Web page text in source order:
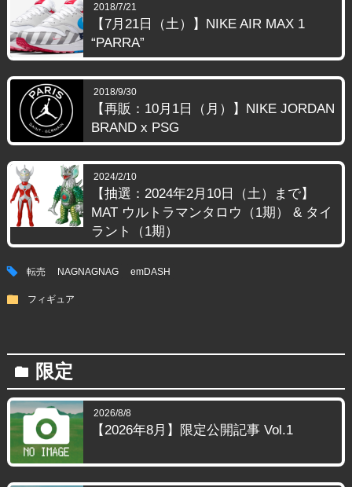
2018/7/21
【7月21日（土）】NIKE AIR MAX 1
“PARRA”
2018/9/30
【再販：10月1日（月）】NIKE JORDAN
BRAND x PSG
2024/2/10
【抽選：2024年2月10日（土）まで】
MAT ウルトラマンタロウ（1期） & タイ
ラント（1期）
tag 転売 NAGNAGNAG emDASH
folder フィギュア
folder 限定
2026/8/8
【2026年8月】限定公開記事 Vol.1